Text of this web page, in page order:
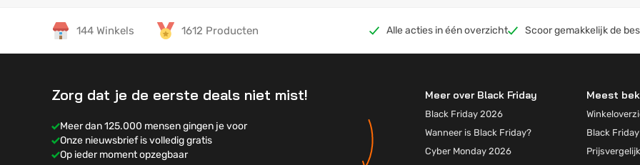
144 Winkels 1612 Producten Alle acties in één overzicht Scoor gemakkelijk de
Zorg dat je de eerste deals niet mist!
Meer dan 125.000 mensen gingen je voor
Onze nieuwsbrief is volledig gratis
Op ieder moment opzegbaar
Meer over Black Friday
Black Friday 2026
Wanneer is Black Friday?
Cyber Monday 2026
Meest
Black